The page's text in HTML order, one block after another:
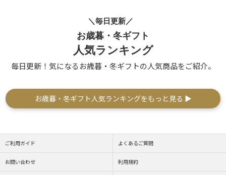
＼毎日更新／
お歳暮・冬ギフト
人気ランキング
毎日更新！気になるお歳暮・冬ギフトの人気商品をご紹介。
お歳暮・冬ギフト人気ランキングをもっと見る ▶
ご利用ガイド よくあるご質問
お問い合わせ 利用規約